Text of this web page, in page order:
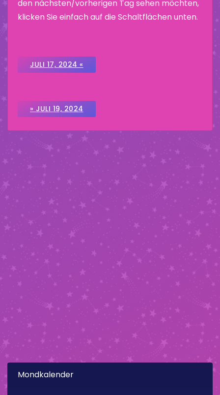
den nächsten/vorherigen Tag sehen möchten,
klicken Sie einfach auf die Schaltflächen unten.
JULI 17, 2024 «
» JULI 19, 2024
Mondkalender